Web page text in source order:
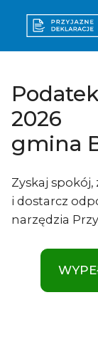
2026
gmina
Zyskaj spokój,
i dostarcz
narzędzia